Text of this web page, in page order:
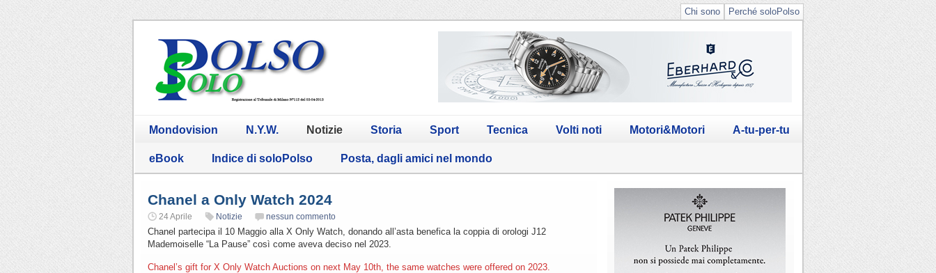
Perché soloPolso
Chi sono
Mondovision N.Y.W. Notizie Storia Sport Tecnica Volti noti Motori&Motori A-tu-per-tu
eBook Indice di soloPolso Posta, dagli amici nel mondo
Chanel a Only Watch 2024
24 Aprile Notizie nessun commento
Chanel partecipa il 10 Maggio alla X Only Watch, donando all’asta benefica la coppia di orologi J12
Mademoiselle “La Pause” così come aveva deciso nel 2023.
Chanel’s gift for X Only Watch Auctions on next May 10th, the same watches were offered on 2023.